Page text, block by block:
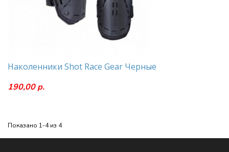
Наколенники Shot Race Gear Черные
190,00 р.
Показано 1-4 из 4